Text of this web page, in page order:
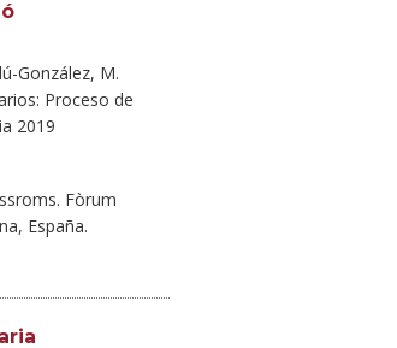
González, M.
Proceso de
2019
Fòrum
España.